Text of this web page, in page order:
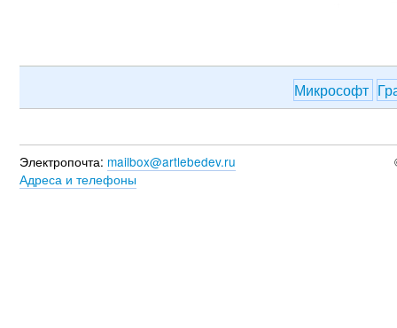
Микрософт
Электропочта: mailbox@artlebedev.ru
Адреса и телефоны